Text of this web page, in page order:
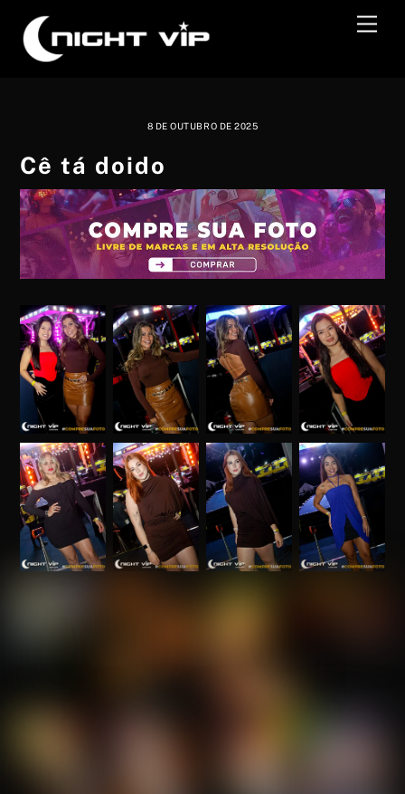
content
8 DE OUTUBRO DE 2025
Cê tá doido